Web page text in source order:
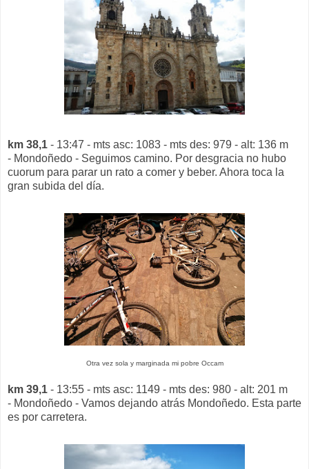
km 38,1 - 13:47 - mts asc: 1083 - mts des: 979 - alt: 136 m
- Mondoñedo - Seguimos camino. Por desgracia no hubo
cuorum para parar un rato a comer y beber. Ahora toca la
gran subida del día.
Otra vez sola y marginada mi pobre Occam
km 39,1 - 13:55 - mts asc: 1149 - mts des: 980 - alt: 201 m
- Mondoñedo - Vamos dejando atrás Mondoñedo. Esta parte
es por carretera.